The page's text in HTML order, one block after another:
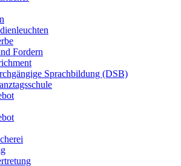
Fordern
Sprachbildung (DSB)